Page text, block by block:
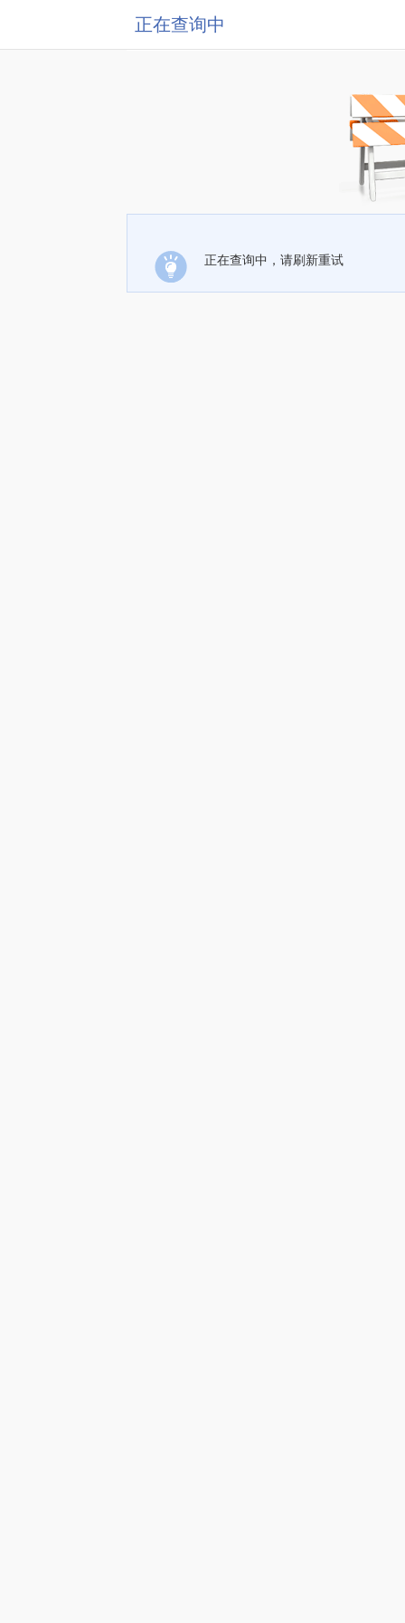
正在查询中
正在查询中，请刷新重试